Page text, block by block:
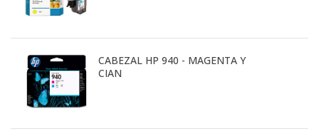
CABEZAL HP 940 - MAGENTA Y
CIAN